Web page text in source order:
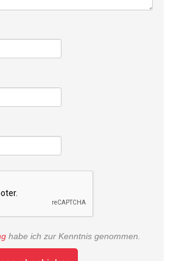
habe ich zur Kenntnis genommen.